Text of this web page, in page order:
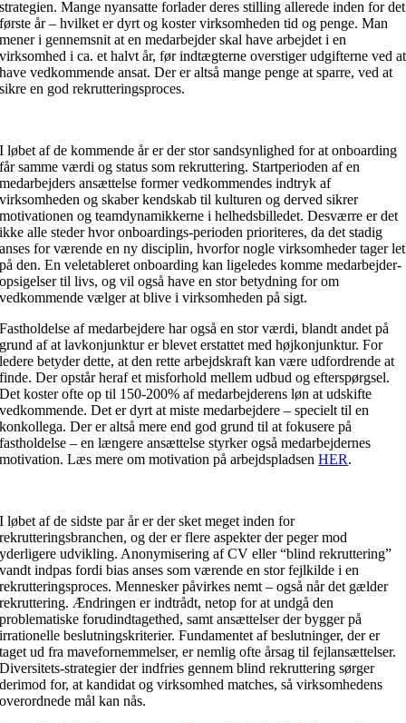
strategien. Mange nyansatte forlader deres stilling allerede inden for det
første år – hvilket er dyrt og koster virksomheden tid og penge. Man
mener i gennemsnit at en medarbejder skal have arbejdet i en
virksomhed i ca. et halvt år, før indtægterne overstiger udgifterne ved at
have vedkommende ansat. Der er altså mange penge at sparre, ved at
sikre en god rekrutteringsproces.
I løbet af de kommende år er der stor sandsynlighed for at onboarding
får samme værdi og status som rekruttering. Startperioden af en
medarbejders ansættelse former vedkommendes indtryk af
virksomheden og skaber kendskab til kulturen og derved sikrer
motivationen og teamdynamikkerne i helhedsbilledet. Desværre er det
ikke alle steder hvor onboardings-perioden prioriteres, da det stadig
anses for værende en ny disciplin, hvorfor nogle virksomheder tager let
på den. En veletableret onboarding kan ligeledes komme medarbejder-
opsigelser til livs, og vil også have en stor betydning for om
vedkommende vælger at blive i virksomheden på sigt.
Fastholdelse af medarbejdere har også en stor værdi, blandt andet på
grund af at lavkonjunktur er blevet erstattet med højkonjunktur. For
ledere betyder dette, at den rette arbejdskraft kan være udfordrende at
finde. Der opstår heraf et misforhold mellem udbud og efterspørgsel.
Det koster ofte op til 150-200% af medarbejderens løn at udskifte
vedkommende. Det er dyrt at miste medarbejdere – specielt til en
konkollega. Der er altså mere end god grund til at fokusere på
fastholdelse – en længere ansættelse styrker også medarbejdernes
motivation. Læs mere om motivation på arbejdspladsenHER.
I løbet af de sidste par år er der sket meget inden for
rekrutteringsbranchen, og der er flere aspekter der peger mod
yderligere udvikling. Anonymisering af CV eller “blind rekruttering”
vandt indpas fordi bias anses som værende en stor fejlkilde i en
rekrutteringsproces. Mennesker påvirkes nemt – også når det gælder
rekruttering. Ændringen er indtrådt, netop for at undgå den
problematiske forudindtagethed, samt ansættelser der bygger på
irrationelle beslutningskriterier. Fundamentet af beslutninger, der er
taget ud fra mavefornemmelser, er nemlig ofte årsag til fejlansættelser.
Diversitets-strategier der indfries gennem blind rekruttering sørger
derimod for, at kandidat og virksomhed matches, så virksomhedens
overordnede mål kan nås.